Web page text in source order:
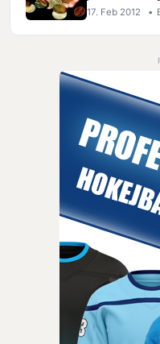
17. Feb 2012 •